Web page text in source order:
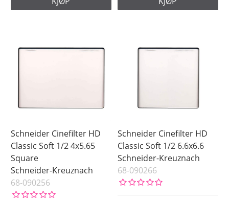
Schneider Cinefilter HD
Classic Soft 1/2 4x5.65
Square
Schneider-Kreuznach
68-090256
Schneider Cinefilter HD
Classic Soft 1/2 6.6x6.6
Schneider-Kreuznach
68-090266